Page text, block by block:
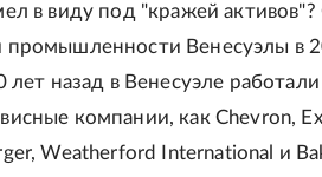
в виду под "кражей
промышленности Венесуэлы в
лет назад в Венесуэле
компании, как Chevron,
Weatherford International и